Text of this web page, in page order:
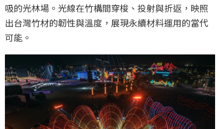
吸的光林場。光線在竹構間穿梭、投射與折返，映照
出台灣竹材的韌性與溫度，展現永續材料運用的當代
可能。